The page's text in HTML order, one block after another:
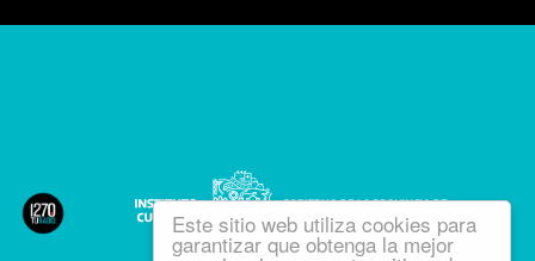
Este sitio web utiliza cookies para
garantizar que obtenga la mejor